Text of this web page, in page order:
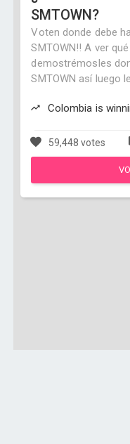
SMTOWN?
Voten donde debe
SMTOWN!! A ver
demostrémosles
SMTOWN así luego
Colombia is
59,448 votes